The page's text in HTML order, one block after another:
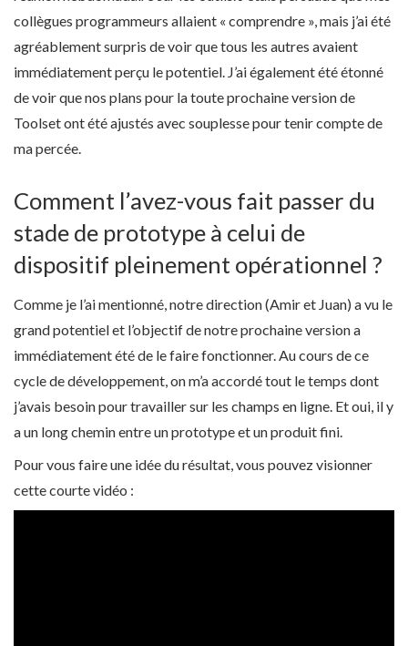
collègues programmeurs allaient « comprendre », mais j’ai été
agréablement surpris de voir que tous les autres avaient
immédiatement perçu le potentiel. J’ai également été étonné
de voir que nos plans pour la toute prochaine version de
Toolset ont été ajustés avec souplesse pour tenir compte de
ma percée.
Comment l’avez-vous fait passer du
stade de prototype à celui de
dispositif pleinement opérationnel ?
Comme je l’ai mentionné, notre direction (Amir et Juan) a vu le
grand potentiel et l’objectif de notre prochaine version a
immédiatement été de le faire fonctionner. Au cours de ce
cycle de développement, on m’a accordé tout le temps dont
j’avais besoin pour travailler sur les champs en ligne. Et oui, il y
a un long chemin entre un prototype et un produit fini.
Pour vous faire une idée du résultat, vous pouvez visionner
cette courte vidéo :